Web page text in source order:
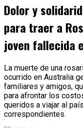
Dolor y
para traer a
joven fallecida
La muerte de una
ocurrido en Australia
familiares y amigos,
para afrontar los
queridos a viajar al
correspondientes.